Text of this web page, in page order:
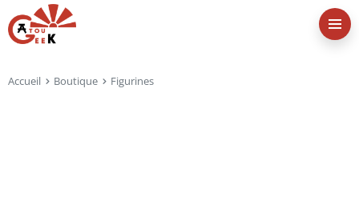
Accueil Boutique Figurines